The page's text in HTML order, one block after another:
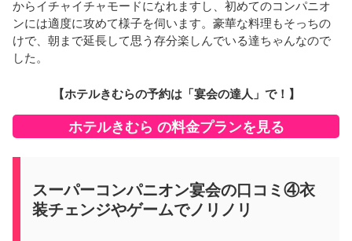
からイチャイチャモードになれますし、初めてのコンパニオ
ンには適度に攻めて様子を伺います。豪華な料理もそっちの
けで、朝まで延長して思う存分楽しんでいる達ちゃんなので
した。
【ホテルきむらの予約は「宴会の達人」で！】
ホテルきむら の料金プランを見る
スーパーコンパニオン宴会の口コミ④衣
装チェンジやゲームでノリノリ